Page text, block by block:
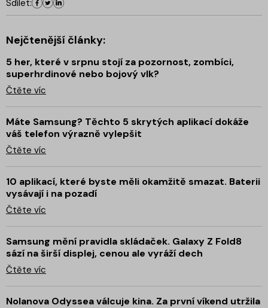
Sdílet:
Nejčtenější články:
5 her, které v srpnu stojí za pozornost, zombíci,
superhrdinové nebo bojový vlk?
Čtěte víc
Máte Samsung? Těchto 5 skrytých aplikací dokáže
váš telefon výrazně vylepšit
Čtěte víc
10 aplikací, které byste měli okamžitě smazat. Baterii
vysávají i na pozadí
Čtěte víc
Samsung mění pravidla skládaček. Galaxy Z Fold8
sází na širší displej, cenou ale vyráží dech
Čtěte víc
Nolanova Odyssea válcuje kina. Za první víkend utržila